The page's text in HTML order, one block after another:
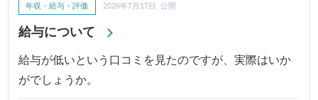
給与について
年収・給与・評価 2026年7月17日 公開
給与が低いという口コミを見たのですが、実際はいか
がでしょうか。